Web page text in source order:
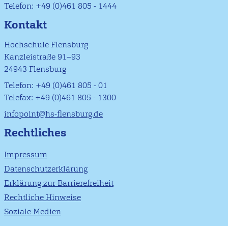
Telefon: +49 (0)461 805 - 1444
Kontakt
Hochschule Flensburg
Kanzleistraße 91–93
24943 Flensburg
Telefon: +49 (0)461 805 - 01
Telefax: +49 (0)461 805 - 1300
infopoint@hs-flensburg.de
Rechtliches
Impressum
Datenschutzerklärung
Erklärung zur Barrierefreiheit
Rechtliche Hinweise
Soziale Medien